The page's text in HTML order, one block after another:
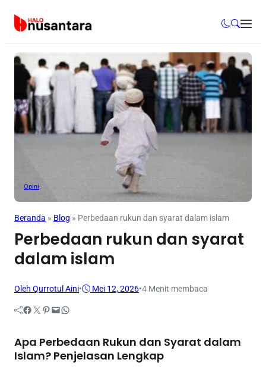
Opini
Beranda » Blog » Perbedaan rukun dan syarat dalam islam
Perbedaan rukun dan syarat
dalam islam
Oleh Qurrotul Aini• Mei 12, 2026•4 Menit membaca
Facebook Twitter Pinterest Mail WhatsApp
Apa Perbedaan Rukun dan Syarat dalam
Islam? Penjelasan Lengkap